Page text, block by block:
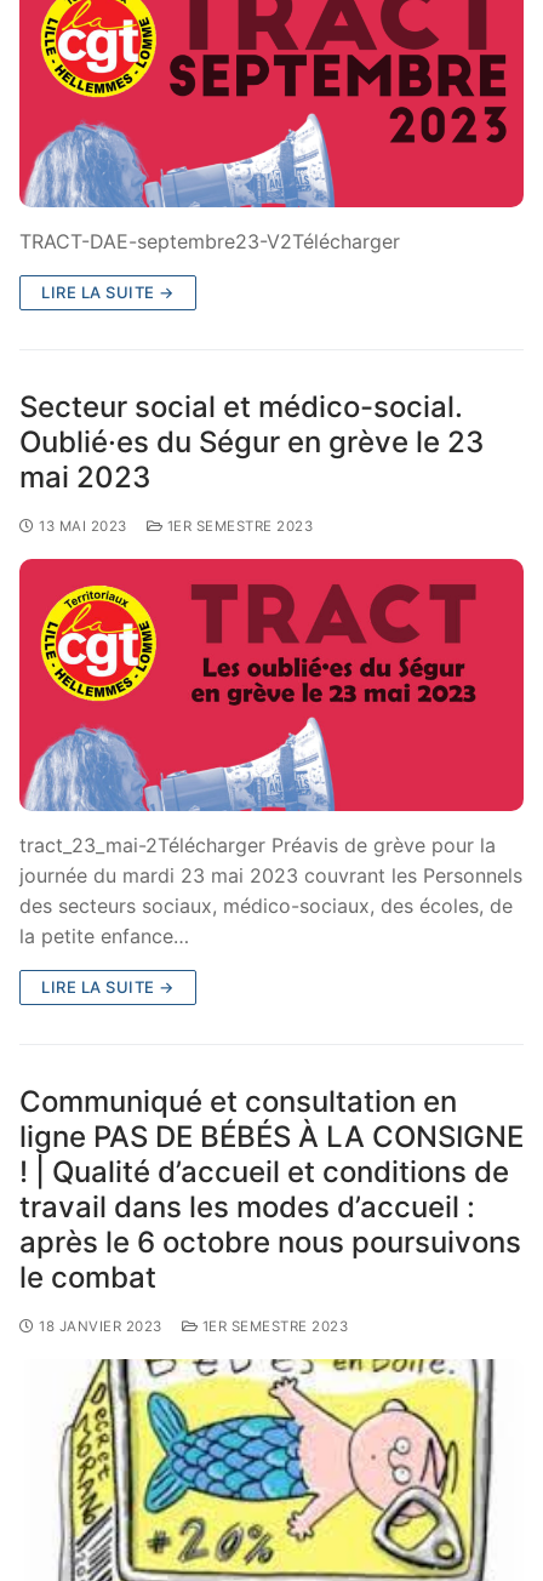
TRACT-DAE-septembre23-V2Télécharger
LIRE LA SUITE →
Secteur social et médico-social.
Oublié·es du Ségur en grève le 23
mai 2023
13 MAI 2023 1ER SEMESTRE 2023
tract_23_mai-2Télécharger Préavis de grève pour la
journée du mardi 23 mai 2023 couvrant les Personnels
des secteurs sociaux, médico-sociaux, des écoles, de
la petite enfance…
LIRE LA SUITE →
Communiqué et consultation en
ligne PAS DE BÉBÉS À LA CONSIGNE
! | Qualité d’accueil et conditions de
travail dans les modes d’accueil :
après le 6 octobre nous poursuivons
le combat
18 JANVIER 2023 1ER SEMESTRE 2023